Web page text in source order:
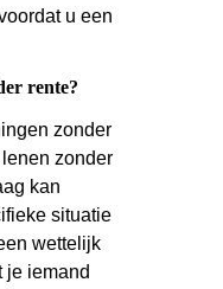
u een
rente?
zonder
zonder
kan
situatie
wettelijk
je iemand